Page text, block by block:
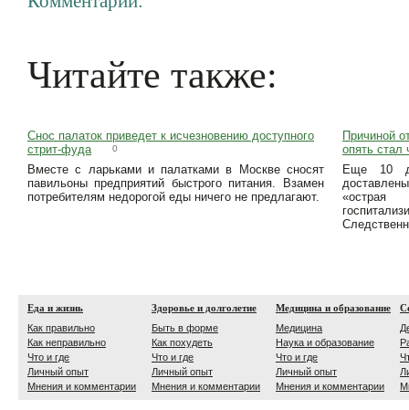
Читайте также:
Снос палаток приведет к исчезновению доступного
стрит-фуда
0
Вместе с ларьками и палатками в Москве сносят
павильоны предприятий быстрого питания. Взамен
потребителям недорогой еды ничего не предлагают.
Причиной
опять стал
Еще 10
Еда и жизнь
Как правильно
Как неправильно
Что и где
Личный опыт
Мнения и комментарии
Здоровье и долголетие
Быть в форме
Как похудеть
Что и где
Личный опыт
Мнения и комментарии
Медицина и образование
Медицина
Наука и образование
Что и где
Личный опыт
Мнения и комментарии